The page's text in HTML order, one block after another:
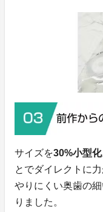
サイズを30%小型化
とでダイレクトに
やりにくい奥歯の
りました。